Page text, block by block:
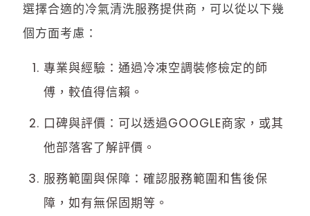
選擇合適的冷氣清洗服務提供商，可以從以下幾
個方面考慮：
專業與經驗：通過冷凍空調裝修檢定的師
傅，較值得信賴。
口碑與評價：可以透過GOOGLE商家，或其
他部落客了解評價。
服務範圍與保障：確認服務範圍和售後保
障，如有無保固期等。